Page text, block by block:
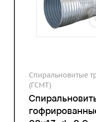
Спиральновитые
(ГСМТ)